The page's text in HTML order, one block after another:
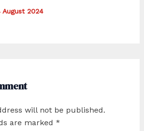
August 2024
will not be published.
are marked *